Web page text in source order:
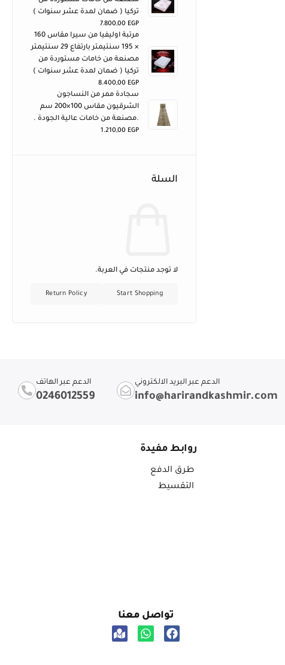
تركيا ( ضمان لمدة عشر سنوات )
7.800,00 EGP
مرتبة اوليفيا من سيرا مقاس 160
× 195 سنتيمتر بارتفاع 29 سنتيمتر
مصنعة من خامات مستوردة من
تركيا ( ضمان لمدة عشر سنوات )
8.400,00 EGP
سجادة ممر من النساجون
الشرقيون مقاس 100×200 سم
.مصنعة من خامات عالية الجودة .
1.210,00 EGP
السلة
لا توجد منتجات في العربة.
Start Shopping
Return Policy
الدعم عبر البريد الالكتروني
info@harirandkashmir.com
الدعم عبر الهاتف
0246012559
روابط مفيدة
طرق الدفع
التقسيط
تواصل معنا